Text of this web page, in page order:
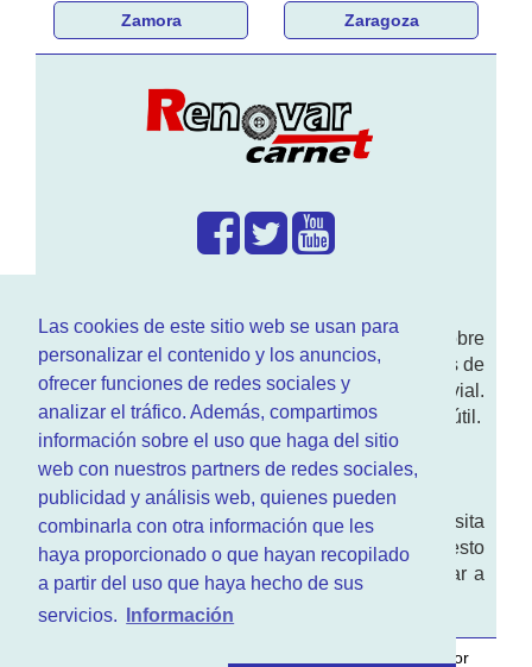
Las cookies de este sitio web se usan para
personalizar el contenido y los anuncios,
ofrecer funciones de redes sociales y
analizar el tráfico. Además, compartimos
información sobre el uso que haga del sitio
web con nuestros partners de redes sociales,
publicidad y análisis web, quienes pueden
combinarla con otra información que les
haya proporcionado o que hayan recopilado
a partir del uso que haya hecho de sus
servicios.
Información
Zamora Zaragoza
Enwww.RenovarCarnet.comTe contamos sobre
larenovación del permisode conducir, noticias de
actualidad motor y sobre todo seguridad vial.
Ademas tenemos todo tipo de información DGT útil.
¿Quienes somos?
Quieres saber quien mantiene la pagina, visita
nuestrasección de contacto. Aquí tienes nuesto
aviso legal
. Basicamente no queremos engañar a
nadie.
por